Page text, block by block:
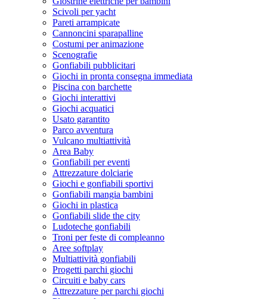
Scivoli per yacht
Pareti arrampicate
Cannoncini sparapalline
Costumi per animazione
Scenografie
Gonfiabili pubblicitari
Giochi in pronta consegna immediata
Piscina con barchette
Giochi interattivi
Giochi acquatici
Usato garantito
Parco avventura
Vulcano multiattività
Area Baby
Gonfiabili per eventi
Attrezzature dolciarie
Giochi e gonfiabili sportivi
Gonfiabili mangia bambini
Giochi in plastica
Gonfiabili slide the city
Ludoteche gonfiabili
Troni per feste di compleanno
Aree softplay
Multiattività gonfiabili
Progetti parchi giochi
Circuiti e baby cars
Attrezzature per parchi giochi